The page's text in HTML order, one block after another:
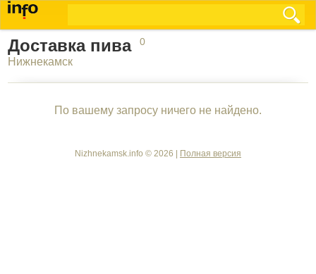
Доставка пива 0
Нижнекамск
По вашему запросу ничего не найдено.
Nizhnekamsk.info © 2026 | Полная версия